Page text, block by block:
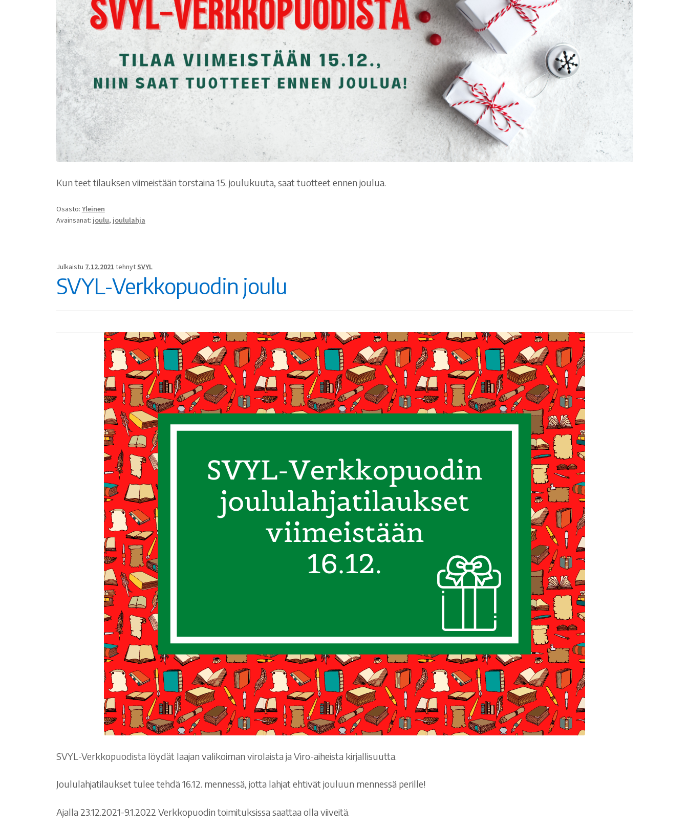
Kun teet tilauksen viimeistään torstaina 15. joulukuuta, saat tuotteet ennen joulua.
Osasto: Yleinen
Avainsanat: joulu, joululahja
Julkaistu 7.12.2021 tehnytSVYL
SVYL-Verkkopuodin joulu
SVYL-Verkkopuodista löydät laajan valikoiman virolaista ja Viro-aiheista kirjallisuutta.
Joululahjatilaukset tulee tehdä 16.12. mennessä, jotta lahjat ehtivät jouluun mennessä perille!
Ajalla 23.12.2021-9.1.2022 Verkkopuodin toimituksissa saattaa olla viiveitä.